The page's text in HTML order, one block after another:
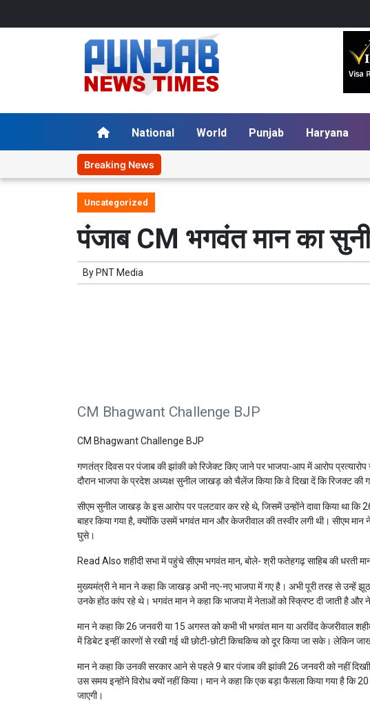
National World Punjab Haryana
Breaking News
Uncategorized
पंजाब CM भगवंत मान का
By PNT Media
CM Bhagwant Challenge BJP
CM Bhagwant Challenge BJP
गणतंत्र दिवस पर पंजाब की झांकी को रिजेक्ट किए जाने पर भाजपा-आप में आरोप प्रत्यारोप
दौरान भाजपा के प्रदेश अध्यक्ष सुनील जाखड़ को चैलेंज किया कि वे दिखा दें कि रिजक्ट की
सीएम सुनील जाखड़ के इस आरोप पर पलटवार कर रहे थे, जिसमें उन्होंने दावा किया था कि
बाहर किया गया है, क्योंकि उसमें भगवंत मान और केजरीवाल की तस्वीर लगी थी। सीएम
घुसे।
Read Also शहीदी सभा में पहुंचे सीएम भगवंत मान, बोले- श्री फतेहगढ़ साहिब की धरती
मुख्यमंत्री ने मान ने कहा कि जाखड़ अभी नए-नए भाजपा में गए है। अभी पूरी तरह से उन्हें
उनके होंठ कांप रहे थे। भगवंत मान ने कहा कि भाजपा में नेताओं को स्क्रिप्ट दी जाती है और
मान ने कहा कि 26 जनवरी या 15 अगस्त को कभी भी भगवंत मान या अरविंद केजरीवाल
में डिबेट इन्हीं कारणों से रखी गई थी छोटी-छोटी किचकिच को दूर किया जा सके। लेकिन
मान ने कहा कि उनकी सरकार आने से पहले 9 बार पंजाब की झांकी 26 जनवरी को नहीं
उस समय इन्होंने विरोध क्यों नहीं किया। मान ने कहा कि एक बड़ा फैसला किया गया है कि
जाएगी।